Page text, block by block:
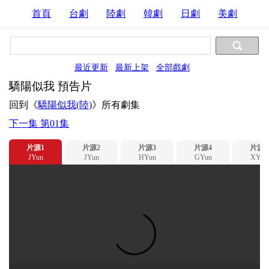
首頁 台劇 陸劇 韓劇 日劇 美劇
最近更新 最新上架 全部戲劇
驕陽似我 預告片
回到《驕陽似我(陸)》所有劇集
下一集 第01集
片源1
JYun
片源2
JYun
片源3
HYun
片源4
GYun
片源5
XYun